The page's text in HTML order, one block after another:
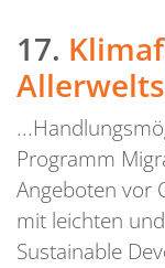
17.
Programm
Angeboten vor
mit leichten
Sustainable